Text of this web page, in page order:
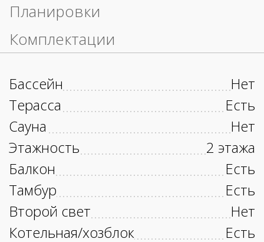
Планировки
Комплектации
Бассейн
Нет
Терасса
Есть
Сауна
Нет
Этажность
2 этажа
Балкон
Есть
Тамбур
Есть
Второй свет
Нет
Котельная/хозблок
Есть